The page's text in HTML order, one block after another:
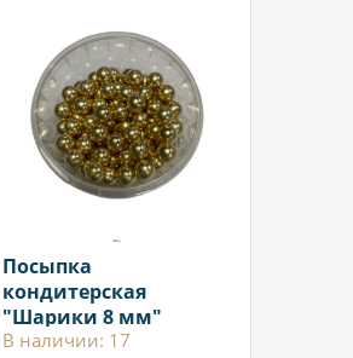
Посыпка
кондитерская
"Шарики 8 мм"
золото 50 гр
В наличии: 17